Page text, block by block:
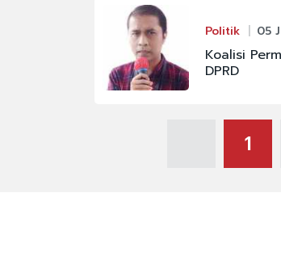
Politik 05
Koalisi
DPRD
1